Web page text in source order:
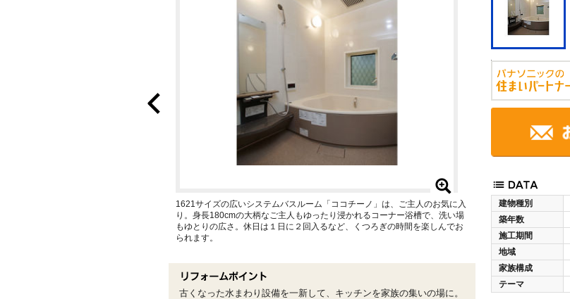
建物種別
築年数
施工期間
地域
家族構成
テーマ
1621サイズの広いシステムバスルーム「ココチーノ」は、ご主人のお気に入
り。身長180cmの大柄なご主人もゆったり浸かれるコーナー浴槽で、洗い場
もゆとりの広さ。休日は１日に２回入るなど、くつろぎの時間を楽しんでお
られます。
古くなった水まわり設備を一新して、キッチンを家族の集いの場に。